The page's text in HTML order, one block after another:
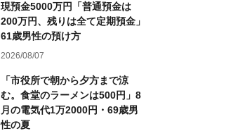
現預金5000万円「普通預金は
200万円、残りは全て定期預金」
61歳男性の預け方
2026/08/07
「市役所で朝から夕方まで涼
む。食堂のラーメンは500円」8
月の電気代1万2000円・69歳男
性の夏